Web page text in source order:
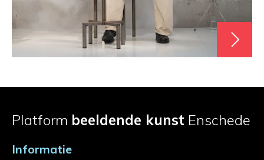
Platform beeldende kunst Enschede
Informatie